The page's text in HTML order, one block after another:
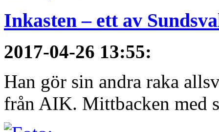
Inkasten – ett av
2017-04-26 13:55:
Han gör sin andra raka
från AIK. Mittbacken med